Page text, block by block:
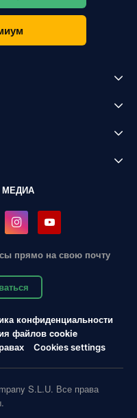
прямо на свою почту
конфиденциальности
файлов cookie
Cookies settings
S.L.U. Все права